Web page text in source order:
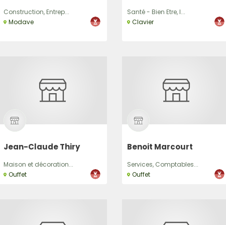
Construction, Entrep...
Modave
Santé - Bien Etre, I...
Clavier
Jean-Claude Thiry
Maison et décoration...
Ouffet
Benoit Marcourt
Services, Comptables...
Ouffet